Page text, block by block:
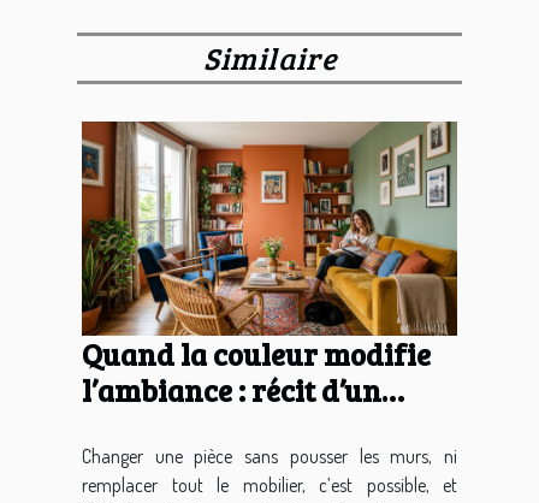
Similaire
Quand la couleur modifie
l’ambiance : récit d’un
Changer une pièce sans pousser les murs, ni
remplacer tout le mobilier, c’est possible, et